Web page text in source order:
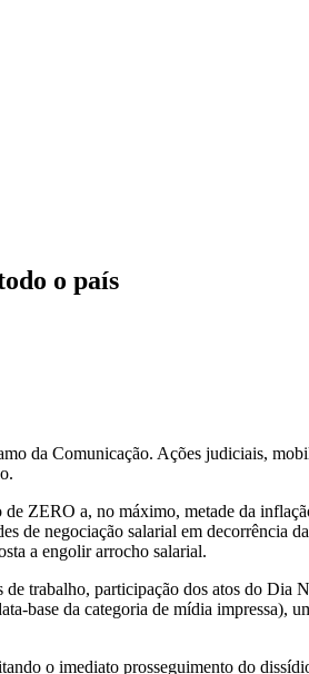
o país
da Comunicação. Ações judiciais,
de ZERO a, no máximo, metade da
de negociação salarial em decorrência
a engolir arrocho salarial.
trabalho, participação dos atos do Dia
base da categoria de mídia impressa),
o imediato prosseguimento do